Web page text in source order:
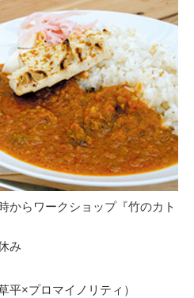
からワークショップ『竹のカト
み
平×プロマイノリティ）